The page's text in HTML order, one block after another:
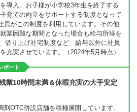
導入。お子様が小学校3年生を終了する
育ての両立をサポートする制度となって
員がこの制度を利用しています。その他
業困難な期間となった場合も給与所得を
借り上げ社宅制度など、給与以外に社員
充実させています。（2024年5月時点）
ポート
業10時間未満＆休暇充実の大手安定
剤OTC併設店舗を積極展開しています。